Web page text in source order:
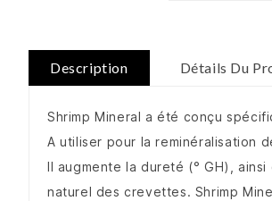
Description Détails Du
Shrimp Mineral a été conçu
A utiliser pour la reminéralisation
Il augmente la dureté (° GH),
naturel des crevettes. Shrimp